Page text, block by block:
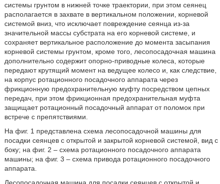
системы грунтом в нижней точке траектории, при этом сеянец
располагается в захвате в вертикальном положении, корневой
системой вниз, что исключает повреждение сеянца из-за
значительной массы субстрата на его корневой системе, и
сохраняет вертикальное расположение до момента засыпания
корневой системы грунтом, кроме того, лесопосадочная машина
дополнительно содержит опорно-приводные колеса, которые
передают крутящий момент на ведущее колесо и, как следствие,
на корпус ротационного посадочного аппарата через
фрикционную предохранительную муфту посредством цепных
передач, при этом фрикционная предохранительная муфта
защищает ротационный посадочный аппарат от поломок при
встрече с препятствиями.
На фиг. 1 представлена схема лесопосадочной машины для
посадки сеянцев с открытой и закрытой корневой системой, вид с
боку; на фиг. 2 – схема ротационного посадочного аппарата
машины; на фиг. 3 – схема привода ротационного посадочного
аппарата.